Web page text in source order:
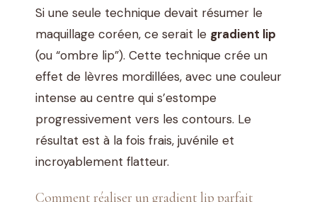
Si une seule technique devait résumer le
maquillage coréen, ce serait le gradient lip
(ou “ombre lip”). Cette technique crée un
effet de lèvres mordillées, avec une couleur
intense au centre qui s’estompe
progressivement vers les contours. Le
résultat est à la fois frais, juvénile et
incroyablement flatteur.
Comment réaliser un gradient lip parfait